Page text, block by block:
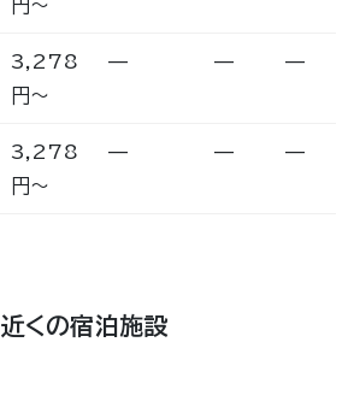
円〜
3,278
円〜
— — —
3,278
円〜
— — —
近くの宿泊施設